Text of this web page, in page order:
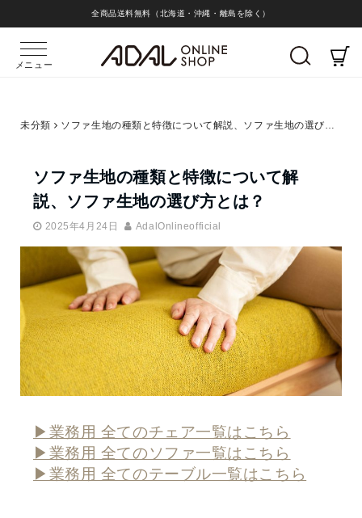
全商品送料無料（北海道・沖縄・離島を除く）
メニュー
未分類 ソファ生地の種類と特徴について解説、ソファ生地の選び方とは？
ソファ生地の種類と特徴について解
説、ソファ生地の選び方とは？
2025年4月24日 AdalOnlineofficial
▶業務用 全てのチェア一覧はこちら
▶業務用 全てのソファ一覧はこちら
▶業務用 全てのテーブル一覧はこちら